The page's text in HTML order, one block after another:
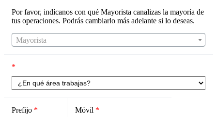
Por favor, indícanos con qué Mayorista canalizas la mayoría de
tus operaciones. Podrás cambiarlo más adelante si lo deseas.
Mayorista
*
Prefijo * Móvil *